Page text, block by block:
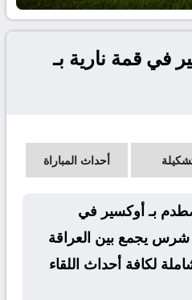
في قمة نارية بـ
أحداث المباراة
بـ أوكسير في
شرس يجمع بين العراقة
لكافة أحداث اللقاء